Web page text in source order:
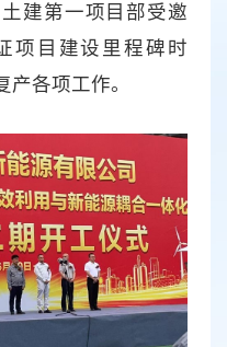
建第一项目部受邀
项目建设里程碑时
各项工作。